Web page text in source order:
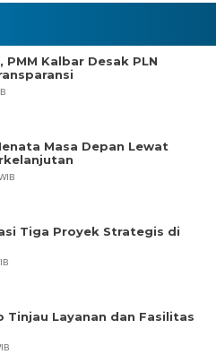
Kalbar Desak PLN
Masa Depan Lewat
Tiga Proyek Strategis di
Tinjau Layanan dan Fasilitas